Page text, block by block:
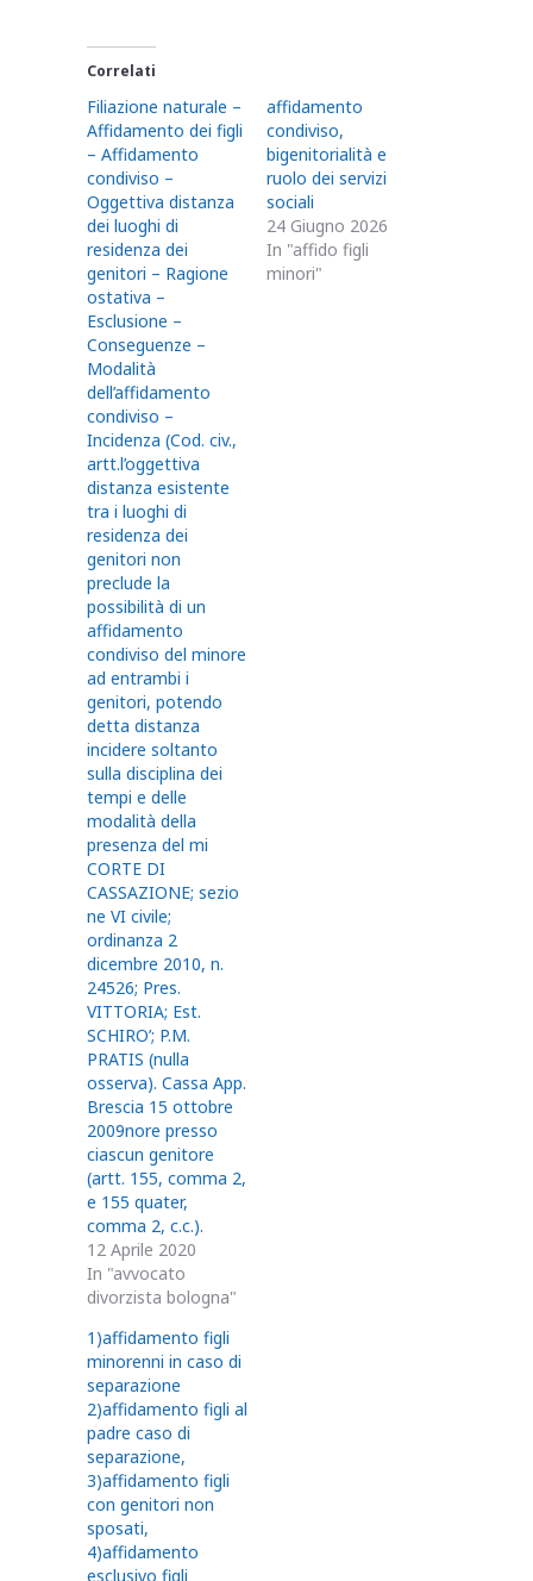
Correlati
Filiazione naturale –
Affidamento dei figli
– Affidamento
condiviso –
Oggettiva distanza
dei luoghi di
residenza dei
genitori – Ragione
ostativa –
Esclusione –
Conseguenze –
Modalità
dell’affidamento
condiviso –
Incidenza (Cod. civ.,
artt.l’oggettiva
distanza esistente
tra i luoghi di
residenza dei
genitori non
preclude la
possibilità di un
affidamento
condiviso del minore
ad entrambi i
genitori, potendo
detta distanza
incidere soltanto
sulla disciplina dei
tempi e delle
modalità della
presenza del mi
CORTE DI
CASSAZIONE; sezio
ne VI civile;
ordinanza 2
dicembre 2010, n.
24526; Pres.
VITTORIA; Est.
SCHIRO’; P.M.
PRATIS (nulla
osserva). Cassa App.
Brescia 15 ottobre
2009nore presso
ciascun genitore
(artt. 155, comma 2,
e 155 quater,
comma 2, c.c.).
12 Aprile 2020
In "avvocato
divorzista bologna"
affidamento
condiviso,
bigenitorialità e
ruolo dei servizi
sociali
24 Giugno 2026
In "affido figli
minori"
1)affidamento figli
minorenni in caso di
separazione
2)affidamento figli al
padre caso di
separazione,
3)affidamento figli
con genitori non
sposati,
4)affidamento
esclusivo figli